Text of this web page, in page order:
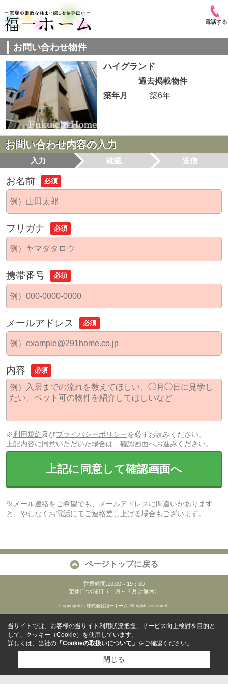
電話する
お問い合わせ物件
ハイグランド
過去掲載物件
築年月
築6年
お問い合わせ内容の入力
入力 確認 送信
お名前 必須
フリガナ 必須
携帯番号 必須
メールアドレス 必須
内容 必須
※利用規約及びプライバシーポリシーを必ずお読みください。
上記内容に同意いただいた場合は、確認画面へお進みください。
上記に同意して確認画面へ
※メール連絡をご希望でも、メールアドレスに間違いがあります
と、やむなくお電話にてご連絡差し上げる場合もございます。
ページトップに戻る
営業時間:10:00～19：00
定休日:水曜日（１月～３月は無休）
Copyright(c) 株式会社福一ホーム All rights reserved.
当サイトでは、お客様の当サイト利用状況把握、サービス向上検討を目的と
して、クッキー（Cookie）を使用しています。
詳しくは、当社の 「Cookieの取扱いについて」 をご確認ください。
閉じる